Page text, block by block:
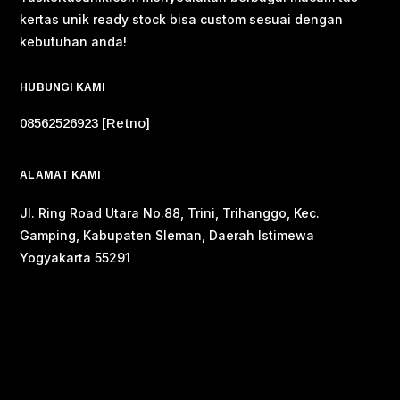
kertas unik ready stock bisa custom sesuai dengan
kebutuhan anda!
HUBUNGI KAMI
08562526923 [Retno]
ALAMAT KAMI
Jl. Ring Road Utara No.88, Trini, Trihanggo, Kec.
Gamping, Kabupaten Sleman, Daerah Istimewa
Yogyakarta 55291